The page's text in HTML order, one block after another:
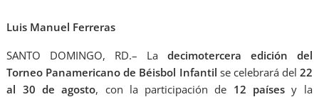
Luis Manuel Ferreras
SANTO DOMINGO, RD.– La decimotercera edición del
Torneo Panamericano de Béisbol Infantil se celebrará del 22
al 30 de agosto, con la participación de 12 paísesy la